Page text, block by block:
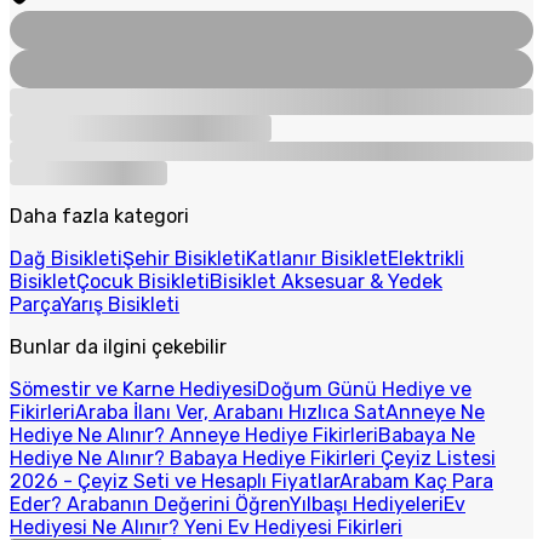
Daha fazla kategori
Dağ BisikletiŞehir BisikletiKatlanır BisikletElektrikli
BisikletÇocuk BisikletiBisiklet Aksesuar & Yedek
ParçaYarış Bisikleti
Bunlar da ilgini çekebilir
Sömestir ve Karne HediyesiDoğum Günü Hediye ve
FikirleriAraba İlanı Ver, Arabanı Hızlıca SatAnneye Ne
Hediye Ne Alınır? Anneye Hediye FikirleriBabaya Ne
Hediye Ne Alınır? Babaya Hediye Fikirleri Çeyiz Listesi
2026 - Çeyiz Seti ve Hesaplı FiyatlarArabam Kaç Para
Eder? Arabanın Değerini ÖğrenYılbaşı HediyeleriEv
Hediyesi Ne Alınır? Yeni Ev Hediyesi Fikirleri